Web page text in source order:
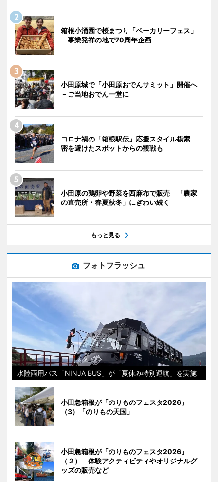
箱根小涌園で桜まつり「ベーカリーフェス」
事業発祥の地で70周年企画
小田原城で「小田原おでんサミット」開催へ
－ご当地おでん一堂に
コロナ禍の「箱根駅伝」応援スタイル模索
密を避けたスポットからの観戦も
小田原の鶏卵や野菜を西麻布で販売 「農家
の直売所・春夏秋冬」にぎわい続く
もっと見る
フォトフラッシュ
水陸両用バス「NINJA BUS」が「夏休み特別運航」を実施
小田急箱根が「のりものフェスタ2026」
（3）「のりもの天国」
小田急箱根が「のりものフェスタ2026」
（２） 体験アクティビティやオリジナルグ
ッズの販売など